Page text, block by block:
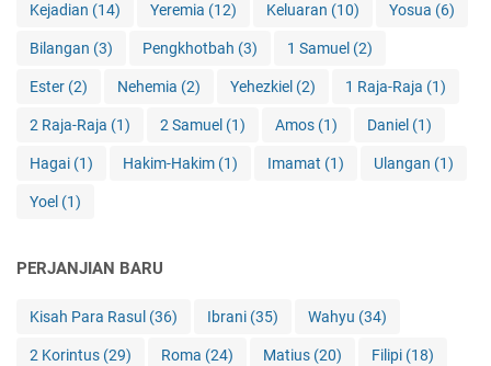
Kejadian (14) Yeremia (12) Keluaran (10) Yosua (6)
Bilangan (3) Pengkhotbah (3) 1 Samuel (2)
Ester (2) Nehemia (2) Yehezkiel (2) 1 Raja-Raja (1)
2 Raja-Raja (1) 2 Samuel (1) Amos (1) Daniel (1)
Hagai (1) Hakim-Hakim (1) Imamat (1) Ulangan (1)
Yoel (1)
PERJANJIAN BARU
Kisah Para Rasul (36) Ibrani (35) Wahyu (34)
2 Korintus (29) Roma (24) Matius (20) Filipi (18)